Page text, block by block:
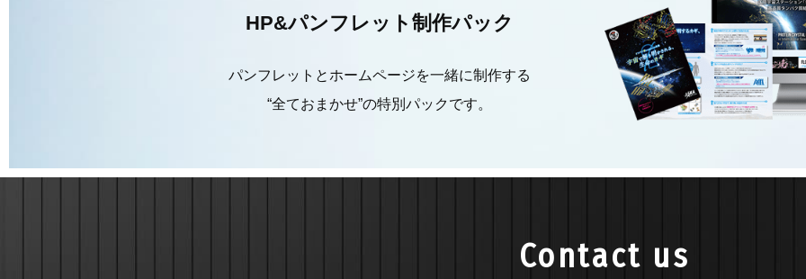
HP&パンフレット制作パック
パンフレットとホームページを一緒に制作する
“全ておまかせ”の特別パックです。
Contact us